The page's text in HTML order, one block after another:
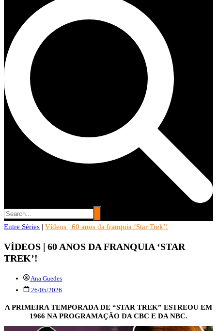
Entre Séries
Entre Séries | Vídeos | 60 anos da franquia ‘Star Trek’!
VÍDEOS | 60 ANOS DA FRANQUIA ‘STAR
TREK’!
Ana Guedes
26/05/2026
A PRIMEIRA TEMPORADA DE “STAR TREK” ESTREOU EM
1966 NA PROGRAMAÇÃO DA CBC E DA NBC.